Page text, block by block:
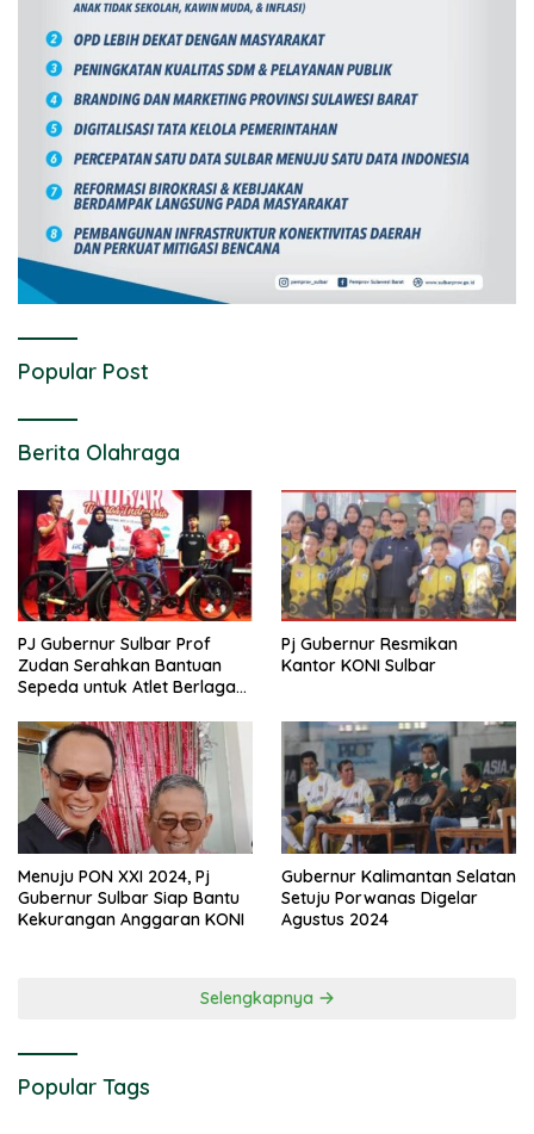
Popular Post
Berita Olahraga
PJ Gubernur Sulbar Prof
Zudan Serahkan Bantuan
Sepeda untuk Atlet Berlaga
Pj Gubernur Resmikan
Kantor KONI Sulbar
Menuju PON XXI 2024, Pj
Gubernur Sulbar Siap Bantu
Kekurangan Anggaran KONI
Gubernur Kalimantan Selatan
Setuju Porwanas Digelar
Agustus 2024
Selengkapnya
Popular Tags